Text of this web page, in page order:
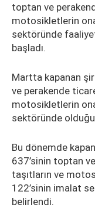
toptan ve
motosikletlerin
sektöründe
başladı.
Martta kapanan
ve perakende
motosikletlerin
sektöründe
Bu dönemde
637’sinin toptan
taşıtların ve
122’sinin imalat
belirlendi.